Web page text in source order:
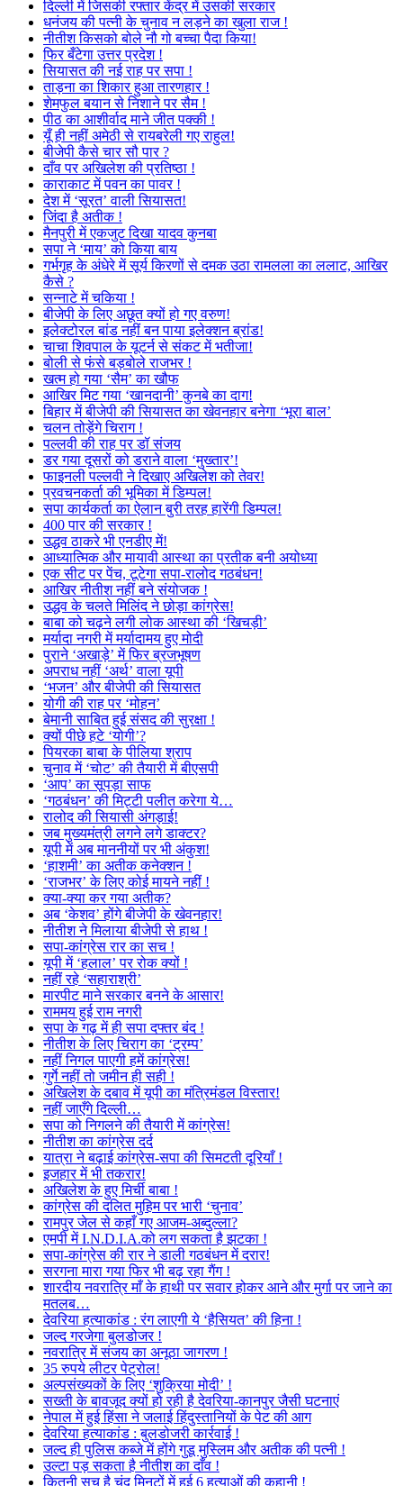
दिल्ली में जिसकी रफ्तार केंद्र में उसकी सरकार
धनंजय की पत्नी के चुनाव न लड़ने का खुला राज !
नीतीश किसको बोले नौ गो बच्चा पैदा किया!
फिर बँटेगा उत्तर प्रदेश !
सियासत की नई राह पर सपा !
ताड़ना का शिकार हुआ तारणहार !
शेमफुल बयान से निशाने पर सैम !
पीठ का आशीर्वाद माने जीत पक्की !
यूँ ही नहीं अमेठी से रायबरेली गए राहुल!
बीजेपी कैसे चार सौ पार ?
दाँव पर अखिलेश की प्रतिष्ठा !
काराकाट में पवन का पावर !
देश में ‘सूरत’ वाली सियासत!
जिंदा है अतीक !
मैनपुरी में एकजुट दिखा यादव कुनबा
सपा ने ‘माय’ को किया बाय
गर्भगृह के अंधेरे में सूर्य किरणों से दमक उठा रामलला का ललाट, आखिर
कैसे ?
सन्नाटे में चकिया !
बीजेपी के लिए अछूत क्यों हो गए वरुण!
इलेक्टोरल बांड नहीं बन पाया इलेक्शन ब्रांड!
चाचा शिवपाल के यूटर्न से संकट में भतीजा!
बोली से फंसे बड़बोले राजभर !
खत्म हो गया ‘सैम’ का खौफ
आखिर मिट गया ‘खानदानी’ कुनबे का दाग!
बिहार में बीजेपी की सियासत का खेवनहार बनेगा ‘भूरा बाल’
चलन तोड़ेंगे चिराग !
पल्लवी की राह पर डॉ संजय
डर गया दूसरों को डराने वाला ‘मुख्तार’!
फाइनली पल्लवी ने दिखाए अखिलेश को तेवर!
प्रवचनकर्ता की भूमिका में डिम्पल!
सपा कार्यकर्ता का ऐलान बुरी तरह हारेंगी डिम्पल!
400 पार की सरकार !
उद्धव ठाकरे भी एनडीए में!
आध्यात्मिक और मायावी आस्था का प्रतीक बनी अयोध्या
एक सीट पर पेंच, टूटेगा सपा-रालोद गठबंधन!
आखिर नीतीश नहीं बने संयोजक !
उद्धव के चलते मिलिंद ने छोड़ा कांग्रेस!
बाबा को चढ़ने लगी लोक आस्था की ‘खिचड़ी’
मर्यादा नगरी में मर्यादामय हुए मोदी
पुराने ‘अखाड़े’ में फिर ब्रजभूषण
अपराध नहीं ‘अर्थ’ वाला यूपी
‘भजन’ और बीजेपी की सियासत
योगी की राह पर ‘मोहन’
बेमानी साबित हुई संसद की सुरक्षा !
क्यों पीछे हटे ‘योगी’?
पियरका बाबा के पीलिया श्राप
चुनाव में ‘चोट’ की तैयारी में बीएसपी
‘आप’ का सूपड़ा साफ
‘गठबंधन’ की मिट्टी पलीत करेगा ये…
रालोद की सियासी अंगड़ाई!
जब मुख्यमंत्री लगने लगे डाक्टर?
यूपी में अब माननीयों पर भी अंकुश!
‘हाशमी’ का अतीक कनेक्शन !
‘राजभर’ के लिए कोई मायने नहीं !
क्या-क्या कर गया अतीक?
अब ‘केशव’ होंगे बीजेपी के खेवनहार!
नीतीश ने मिलाया बीजेपी से हाथ !
सपा-कांग्रेस रार का सच !
यूपी में ‘हलाल’ पर रोक क्यों !
नहीं रहे ‘सहाराश्री’
मारपीट माने सरकार बनने के आसार!
राममय हुई राम नगरी
सपा के गढ़ में ही सपा दफ्तर बंद !
नीतीश के लिए चिराग का ‘ट्रम्प’
नहीं निगल पाएगी हमें कांग्रेस!
गुर्गे नहीं तो जमीन ही सही !
अखिलेश के दबाव में यूपी का मंत्रिमंडल विस्तार!
नहीं जाएँगे दिल्ली…
सपा को निगलने की तैयारी में कांग्रेस!
नीतीश का कांग्रेस दर्द
यात्रा ने बढ़ाई कांग्रेस-सपा की सिमटती दूरियाँ !
इजहार में भी तकरार!
अखिलेश के हुए मिर्ची बाबा !
कांग्रेस की दलित मुहिम पर भारी ‘चुनाव’
रामपुर जेल से कहाँ गए आजम-अब्दुल्ला?
एमपी में I.N.D.I.A.को लग सकता है झटका !
सपा-कांग्रेस की रार ने डाली गठबंधन में दरार!
सरगना मारा गया फिर भी बढ़ रहा गैंग !
शारदीय नवरात्रि माँ के हाथी पर सवार होकर आने और मुर्गा पर जाने का
मतलब…
देवरिया हत्याकांड : रंग लाएगी ये ‘हैसियत’ की हिना !
जल्द गरजेगा बुलडोजर !
नवरात्रि में संजय का अनूठा जागरण !
35 रुपये लीटर पेट्रोल!
अल्पसंख्यकों के लिए ‘शुक्रिया मोदी’ !
सख्ती के बावजूद क्यों हो रही है देवरिया-कानपुर जैसी घटनाएं
नेपाल में हुई हिंसा ने जलाई हिंदुस्तानियों के पेट की आग
देवरिया हत्याकांड : बुलडोजरी कार्रवाई !
जल्द ही पुलिस कब्जे में होंगे गुडू मुस्लिम और अतीक की पत्नी !
उल्टा पड़ सकता है नीतीश का दाँव !
कितनी सच है चंद मिनटों में हुई 6 हत्याओं की कहानी !